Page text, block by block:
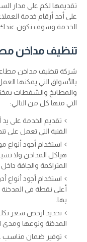
تقديمها لكم على مدار
على أحد أرقام خدمة
الخدمة وسوف نكون عندك
تنظيف مداخن
شركة تنظيف مداخن مطاعم
بالأسواق التي يمكنها
والمطابخ والشفطات
التي منها كل من التالي:
تقديم الخدمة على
الفنية التي تعمل على
استخدام أجود أنواع
هياكل المداخن ولا
المتراكمة والجافة داخل
استخدام أجود أنواع
أعلى نقطة في
بها.
تحديد ارخص سعر
المدخنة ونوعها ومدى
توفير ضمان مناسب